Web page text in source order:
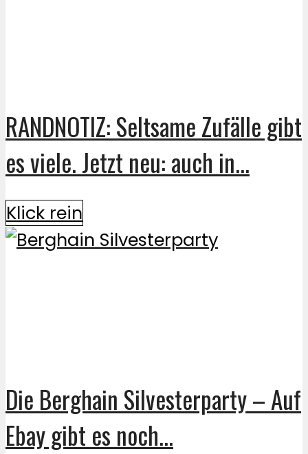
RANDNOTIZ: Seltsame Zufälle gibt
es viele. Jetzt neu: auch in...
Klick rein
Die Berghain Silvesterparty – Auf
Ebay gibt es noch...